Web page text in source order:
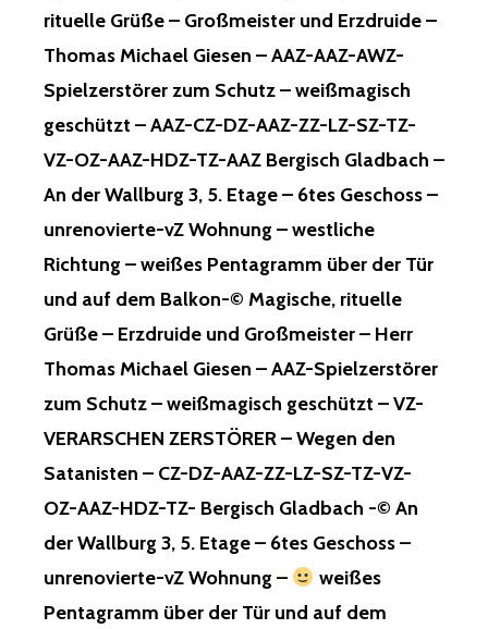
rituelle Grüße – Großmeister und Erzdruide –
Thomas Michael Giesen – AAZ-AAZ-AWZ-
Spielzerstörer zum Schutz – weißmagisch
geschützt – AAZ-CZ-DZ-AAZ-ZZ-LZ-SZ-TZ-
VZ-OZ-AAZ-HDZ-TZ-AAZ Bergisch Gladbach –
An der Wallburg 3, 5. Etage – 6tes Geschoss –
unrenovierte-vZ Wohnung – westliche
Richtung – weißes Pentagramm über der Tür
und auf dem Balkon-© Magische, rituelle
Grüße – Erzdruide und Großmeister – Herr
Thomas Michael Giesen – AAZ-Spielzerstörer
zum Schutz – weißmagisch geschützt – VZ-
VERARSCHEN ZERSTÖRER – Wegen den
Satanisten – CZ-DZ-AAZ-ZZ-LZ-SZ-TZ-VZ-
OZ-AAZ-HDZ-TZ- Bergisch Gladbach -© An
der Wallburg 3, 5. Etage – 6tes Geschoss –
unrenovierte-vZ Wohnung –
weißes
Pentagramm über der Tür und auf dem